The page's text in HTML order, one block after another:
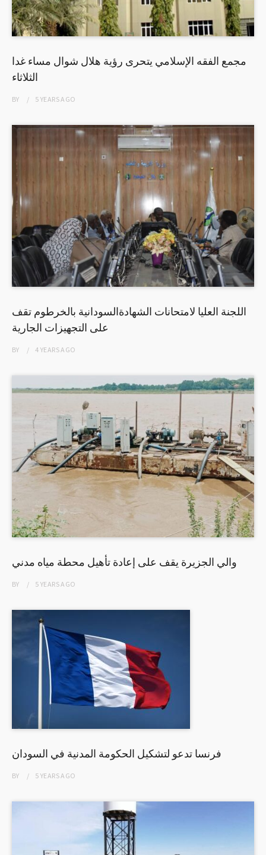
مجمع الفقه الإسلامي يتحرى رؤية هلال شوال مساء غدا
الثلاثاء
BY 5 YEARSAGO
اللجنة العليا لامتحانات الشهادةالسودانية بالخرطوم تقف
على التجهيزات الجارية
BY 4 YEARSAGO
والي الجزيرة يقف على إعادة تأهيل محطة مياه مدني
BY 5 YEARSAGO
فرنسا تدعو لتشكيل الحكومة المدنية في السودان
BY 5 YEARSAGO